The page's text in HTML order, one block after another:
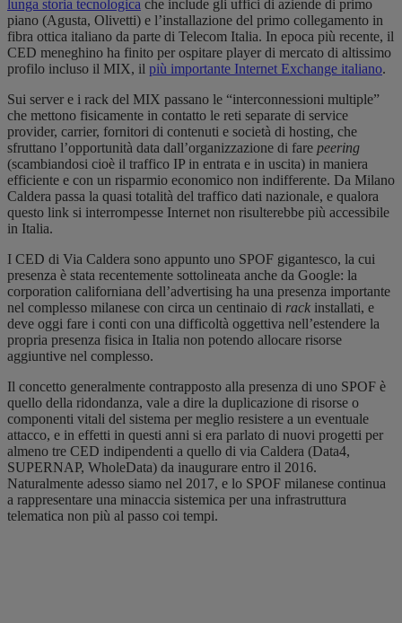
lunga storia tecnologica che include gli uffici di aziende di primo
piano (Agusta, Olivetti) e l’installazione del primo collegamento in
fibra ottica italiano da parte di Telecom Italia. In epoca più recente, il
CED meneghino ha finito per ospitare player di mercato di altissimo
profilo incluso il MIX, il più importante Internet Exchange italiano.
Sui server e i rack del MIX passano le “interconnessioni multiple”
che mettono fisicamente in contatto le reti separate di service
provider, carrier, fornitori di contenuti e società di hosting, che
sfruttano l’opportunità data dall’organizzazione di fare peering
(scambiandosi cioè il traffico IP in entrata e in uscita) in maniera
efficiente e con un risparmio economico non indifferente. Da Milano
Caldera passa la quasi totalità del traffico dati nazionale, e qualora
questo link si interrompesse Internet non risulterebbe più accessibile
in Italia.
I CED di Via Caldera sono appunto uno SPOF gigantesco, la cui
presenza è stata recentemente sottolineata anche da Google: la
corporation californiana dell’advertising ha una presenza importante
nel complesso milanese con circa un centinaio di rack installati, e
deve oggi fare i conti con una difficoltà oggettiva nell’estendere la
propria presenza fisica in Italia non potendo allocare risorse
aggiuntive nel complesso.
Il concetto generalmente contrapposto alla presenza di uno SPOF è
quello della ridondanza, vale a dire la duplicazione di risorse o
componenti vitali del sistema per meglio resistere a un eventuale
attacco, e in effetti in questi anni si era parlato di nuovi progetti per
almeno tre CED indipendenti a quello di via Caldera (Data4,
SUPERNAP, WholeData) da inaugurare entro il 2016.
Naturalmente adesso siamo nel 2017, e lo SPOF milanese continua
a rappresentare una minaccia sistemica per una infrastruttura
telematica non più al passo coi tempi.